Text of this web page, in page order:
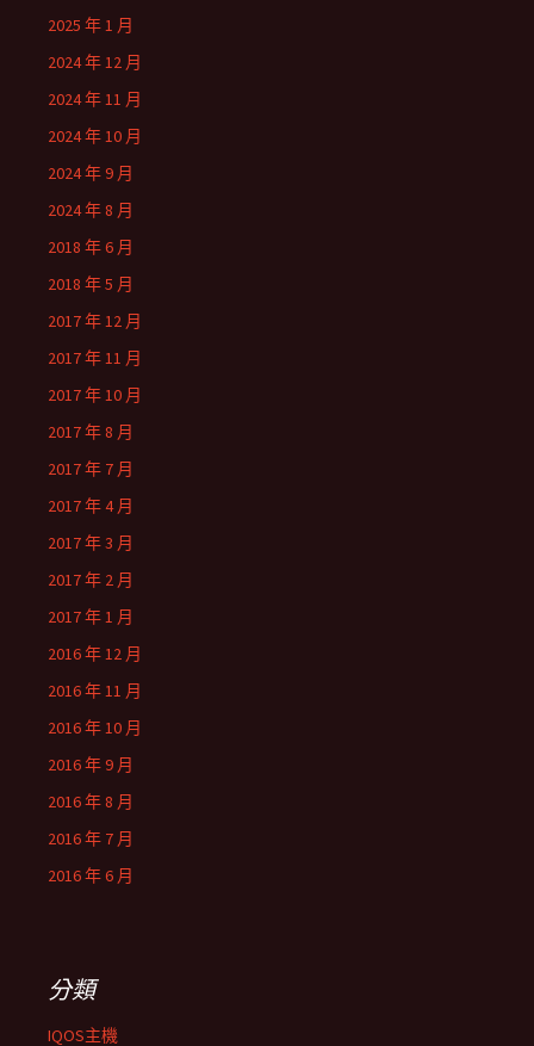
2025 年 1 月
2024 年 12 月
2024 年 11 月
2024 年 10 月
2024 年 9 月
2024 年 8 月
2018 年 6 月
2018 年 5 月
2017 年 12 月
2017 年 11 月
2017 年 10 月
2017 年 8 月
2017 年 7 月
2017 年 4 月
2017 年 3 月
2017 年 2 月
2017 年 1 月
2016 年 12 月
2016 年 11 月
2016 年 10 月
2016 年 9 月
2016 年 8 月
2016 年 7 月
2016 年 6 月
分類
IQOS主機